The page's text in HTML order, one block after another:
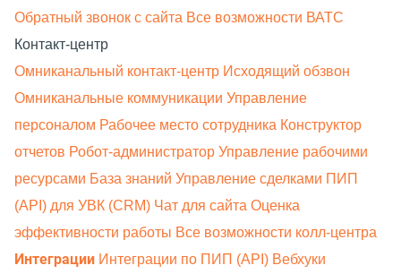
Обратный звонок с сайта Все возможности ВАТС
Контакт-центр
Омниканальный контакт-центр Исходящий обзвон
Омниканальные коммуникации Управление
персоналом Рабочее место сотрудника Конструктор
отчетов Робот-администратор Управление рабочими
ресурсами База знаний Управление сделками ПИП
(API) для УВК (CRM) Чат для сайта Оценка
эффективности работы Все возможности колл-центра
Интеграции Интеграции по ПИП (API) Вебхуки